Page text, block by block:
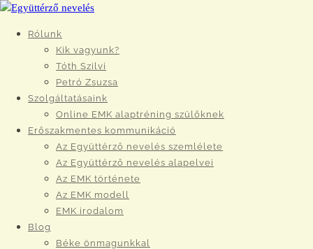
Rólunk
Kik vagyunk?
Tóth Szilvi
Petró Zsuzsa
Szolgáltatásaink
Online EMK alaptréning szülőknek
Erőszakmentes kommunikáció
Az Együttérző nevelés szemlélete
Az Együttérző nevelés alapelvei
Az EMK története
Az EMK modell
EMK irodalom
Blog
Béke önmagunkkal